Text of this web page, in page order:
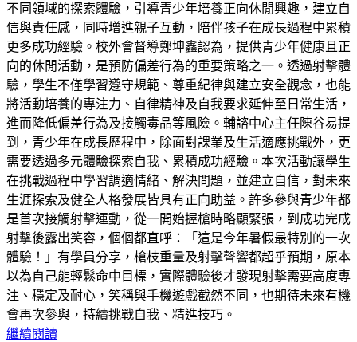
不同領域的探索體驗，引導青少年培養正向休閒興趣，建立自
信與責任感，同時增進親子互動，陪伴孩子在成長過程中累積
更多成功經驗。校外會督導鄭坤鑫認為，提供青少年健康且正
向的休閒活動，是預防偏差行為的重要策略之一。透過射擊體
驗，學生不僅學習遵守規範、尊重紀律與建立安全觀念，也能
將活動培養的專注力、自律精神及自我要求延伸至日常生活，
進而降低偏差行為及接觸毒品等風險。輔諮中心主任陳谷易提
到，青少年在成長歷程中，除面對課業及生活適應挑戰外，更
需要透過多元體驗探索自我、累積成功經驗。本次活動讓學生
在挑戰過程中學習調適情緒、解決問題，並建立自信，對未來
生涯探索及健全人格發展皆具有正向助益。許多參與青少年都
是首次接觸射擊運動，從一開始握槍時略顯緊張，到成功完成
射擊後露出笑容，個個都直呼：「這是今年暑假最特別的一次
體驗！」有學員分享，槍枝重量及射擊聲響都超乎預期，原本
以為自己能輕鬆命中目標，實際體驗後才發現射擊需要高度專
注、穩定及耐心，笑稱與手機遊戲截然不同，也期待未來有機
會再次參與，持續挑戰自我、精進技巧。
繼續閱讀